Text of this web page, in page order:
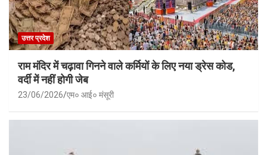
उत्तर प्रदेश
राम मंदिर में चढ़ावा गिनने वाले कर्मियों के लिए नया ड्रेस कोड,
वर्दी में नहीं होगी जेब
23/06/2026 एम० आई० मंसूरी